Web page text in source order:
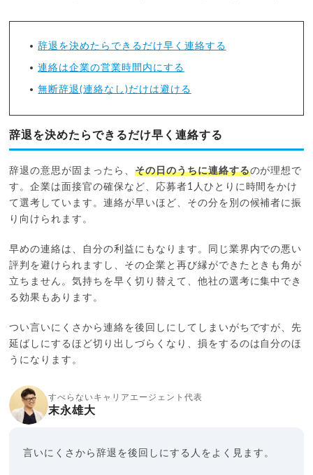
辞退を決めたらできるだけ早く連絡する
連絡は企業の営業時間内にする
無断辞退(連絡なし)だけは避ける
辞退を決めたらできるだけ早く連絡する
辞退の意思が固まったら、 その日のうちに連絡するのが理想で
す。企業は面接官の確保など、応募者1人ひとりに時間をかけ
て選考しています。連絡が早いほど、その分を別の候補者に振
り向けられます。
早めの連絡は、自分の利益にもなります。同じ業界内での悪い
評判を避けられますし、その企業と再び縁ができたときも角が
立ちません。気持ちを早く切り替えて、他社の選考に集中でき
る効果もあります。
つい言いにくさから連絡を後回しにしてしまいがちですが、先
延ばしにするほど切り出しづらくなり、損をするのは自分のほ
うになります。
すべらないキャリアエージェント代表
末永雄大
言いにくさから辞退を後回しにする人をよく見ます。